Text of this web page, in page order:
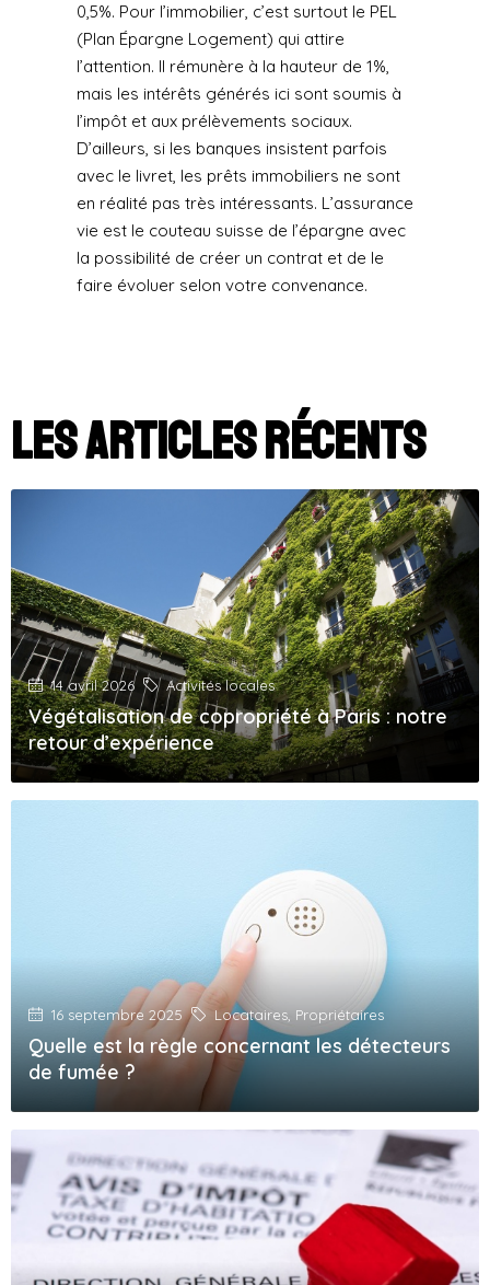
0,5%. Pour l’immobilier, c’est surtout le PEL
(Plan Épargne Logement) qui attire
l’attention. Il rémunère à la hauteur de 1%,
mais les intérêts générés ici sont soumis à
l’impôt et aux prélèvements sociaux.
D’ailleurs, si les banques insistent parfois
avec le livret, les prêts immobiliers ne sont
en réalité pas très intéressants. L’assurance
vie est le couteau suisse de l’épargne avec
la possibilité de créer un contrat et de le
faire évoluer selon votre convenance.
Les articles récents
14 avril 2026 Activités locales
Végétalisation de copropriété à Paris : notre
retour d’expérience
16 septembre 2025 Locataires Propriétaires
Quelle est la règle concernant les détecteurs
de fumée ?